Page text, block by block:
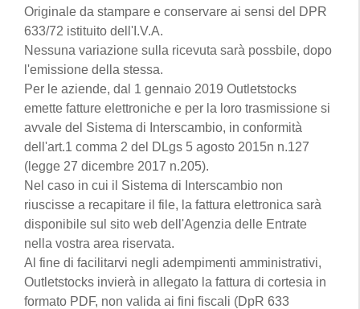
Originale da stampare e conservare ai sensi del DPR
633/72 istituito dell'I.V.A.
Nessuna variazione sulla ricevuta sarà possbile, dopo
l'emissione della stessa.
Per le aziende, dal 1 gennaio 2019 Outletstocks
emette fatture elettroniche e per la loro trasmissione si
avvale del Sistema di Interscambio, in conformità
dell'art.1 comma 2 del DLgs 5 agosto 2015n n.127
(legge 27 dicembre 2017 n.205).
Nel caso in cui il Sistema di Interscambio non
riuscisse a recapitare il file, la fattura elettronica sarà
disponibile sul sito web dell'Agenzia delle Entrate
nella vostra area riservata.
Al fine di facilitarvi negli adempimenti amministrativi,
Outletstocks invierà in allegato la fattura di cortesia in
formato PDF, non valida ai fini fiscali (DpR 633